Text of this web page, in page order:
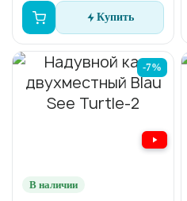
Купить
-7%
В наличии